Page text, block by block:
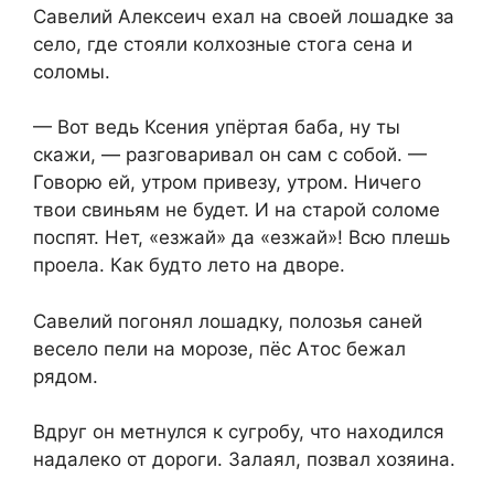
Савелий Алексеич ехал на своей лошадке за
село, где стояли колхозные стога сена и
соломы.
— Вот ведь Ксения упёртая баба, ну ты
скажи, — разговаривал он сам с собой. —
Говорю ей, утром привезу, утром. Ничего
твои свиньям не будет. И на старой соломе
поспят. Нет, «езжай» да «езжай»! Всю плешь
проела. Как будто лето на дворе.
Савелий погонял лошадку, полозья саней
весело пели на морозе, пёс Атос бежал
рядом.
Вдруг он метнулся к сугробу, что находился
надалеко от дороги. Залаял, позвал хозяина.